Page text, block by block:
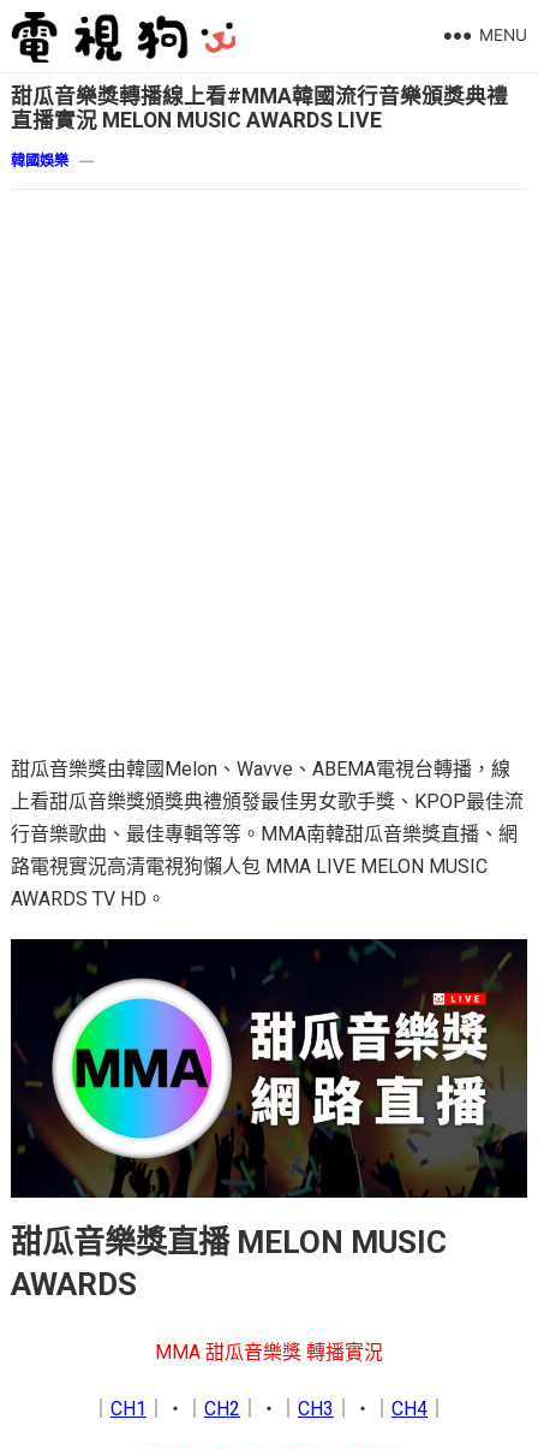
MENU
甜瓜音樂獎轉播線上看#MMA韓國流行音樂頒獎典禮
直播實況 MELON MUSIC AWARDS LIVE
韓國娛樂—
甜瓜音樂獎由韓國Melon、Wavve、ABEMA電視台轉播，線
上看甜瓜音樂獎頒獎典禮頒發最佳男女歌手獎、KPOP最佳流
行音樂歌曲、最佳專輯等等。MMA南韓甜瓜音樂獎直播、網
路電視實況高清電視狗懶人包 MMA LIVE MELON MUSIC
AWARDS TV HD。
甜瓜音樂獎直播 MELON MUSIC
AWARDS
MMA 甜瓜音樂獎 轉播實況
CH1 ｜‧｜ CH2 ｜‧｜ CH3 ｜‧｜ CH4｜